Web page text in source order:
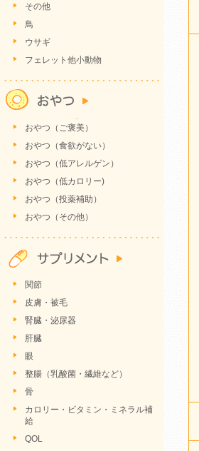
その他
鳥
ウサギ
フェレット他小動物
おやつ（ご褒美）
おやつ（食欲がない）
おやつ（低アレルゲン）
おやつ（低カロリー)
おやつ（投薬補助）
おやつ（その他）
関節
皮膚・被毛
腎臓・泌尿器
肝臓
眼
整腸（乳酸菌・繊維など）
骨
カロリー・ビタミン・ミネラル補
給
QOL